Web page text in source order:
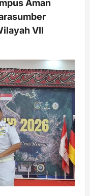
Aman
VII